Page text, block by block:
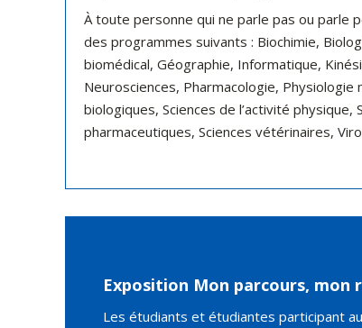
À toute personne qui ne parle pas ou parle
des programmes suivants : Biochimie,
biomédical, Géographie, Informatique,
Neurosciences, Pharmacologie,
biologiques, Sciences de l’activité physique,
pharmaceutiques, Sciences vétérinaires,
Exposition Mon parcours, mon
Les étudiants et étudiantes participant